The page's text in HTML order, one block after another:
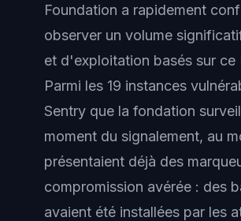
Foundation a rapidement
observer un volume
et d'exploitation basés sur ce
Parmi les 19 instances
Sentry que la fondation
moment du signalement, au
présentaient déjà des
compromission avérée : des
avaient été installées par les